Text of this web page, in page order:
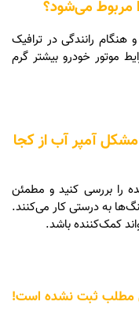
هنگام رانندگی در ترافیک
موتور خودرو بیشتر گرم
آمپر آب از کجا
را بررسی کنید و مطمئن
به درستی کار می‌کنند.
کمک‌کننده باشد.
مطلب ثبت نشده است!